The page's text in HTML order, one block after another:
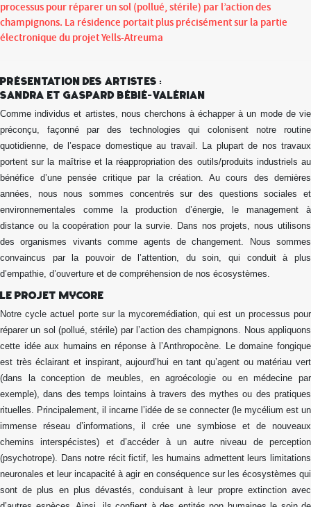
processus pour réparer un sol (pollué, stérile) par l’action des
champignons. La résidence portait plus précisément sur la partie
électronique du projet Yells-Atreuma
Présentation des artistes :
Sandra et Gaspard Bébié-Valérian
Comme individus et artistes, nous cherchons à échapper à un mode de vie
préconçu, façonné par des technologies qui colonisent notre routine
quotidienne, de l’espace domestique au travail. La plupart de nos travaux
portent sur la maîtrise et la réappropriation des outils/produits industriels au
bénéfice d’une pensée critique par la création. Au cours des dernières
années, nous nous sommes concentrés sur des questions sociales et
environnementales comme la production d’énergie, le management à
distance ou la coopération pour la survie. Dans nos projets, nous utilisons
des organismes vivants comme agents de changement. Nous sommes
convaincus par la pouvoir de l’attention, du soin, qui conduit à plus
d’empathie, d’ouverture et de compréhension de nos écosystèmes.
Le projet Mycore
Notre cycle actuel porte sur la mycoremédiation, qui est un processus pour
réparer un sol (pollué, stérile) par l’action des champignons. Nous appliquons
cette idée aux humains en réponse à l’Anthropocène. Le domaine fongique
est très éclairant et inspirant, aujourd’hui en tant qu’agent ou matériau vert
(dans la conception de meubles, en agroécologie ou en médecine par
exemple), dans des temps lointains à travers des mythes ou des pratiques
rituelles. Principalement, il incarne l’idée de se connecter (le mycélium est un
immense réseau d’informations, il crée une symbiose et de nouveaux
chemins interspécistes) et d’accéder à un autre niveau de perception
(psychotrope). Dans notre récit fictif, les humains admettent leurs limitations
neuronales et leur incapacité à agir en conséquence sur les écosystèmes qui
sont de plus en plus dévastés, conduisant à leur propre extinction avec